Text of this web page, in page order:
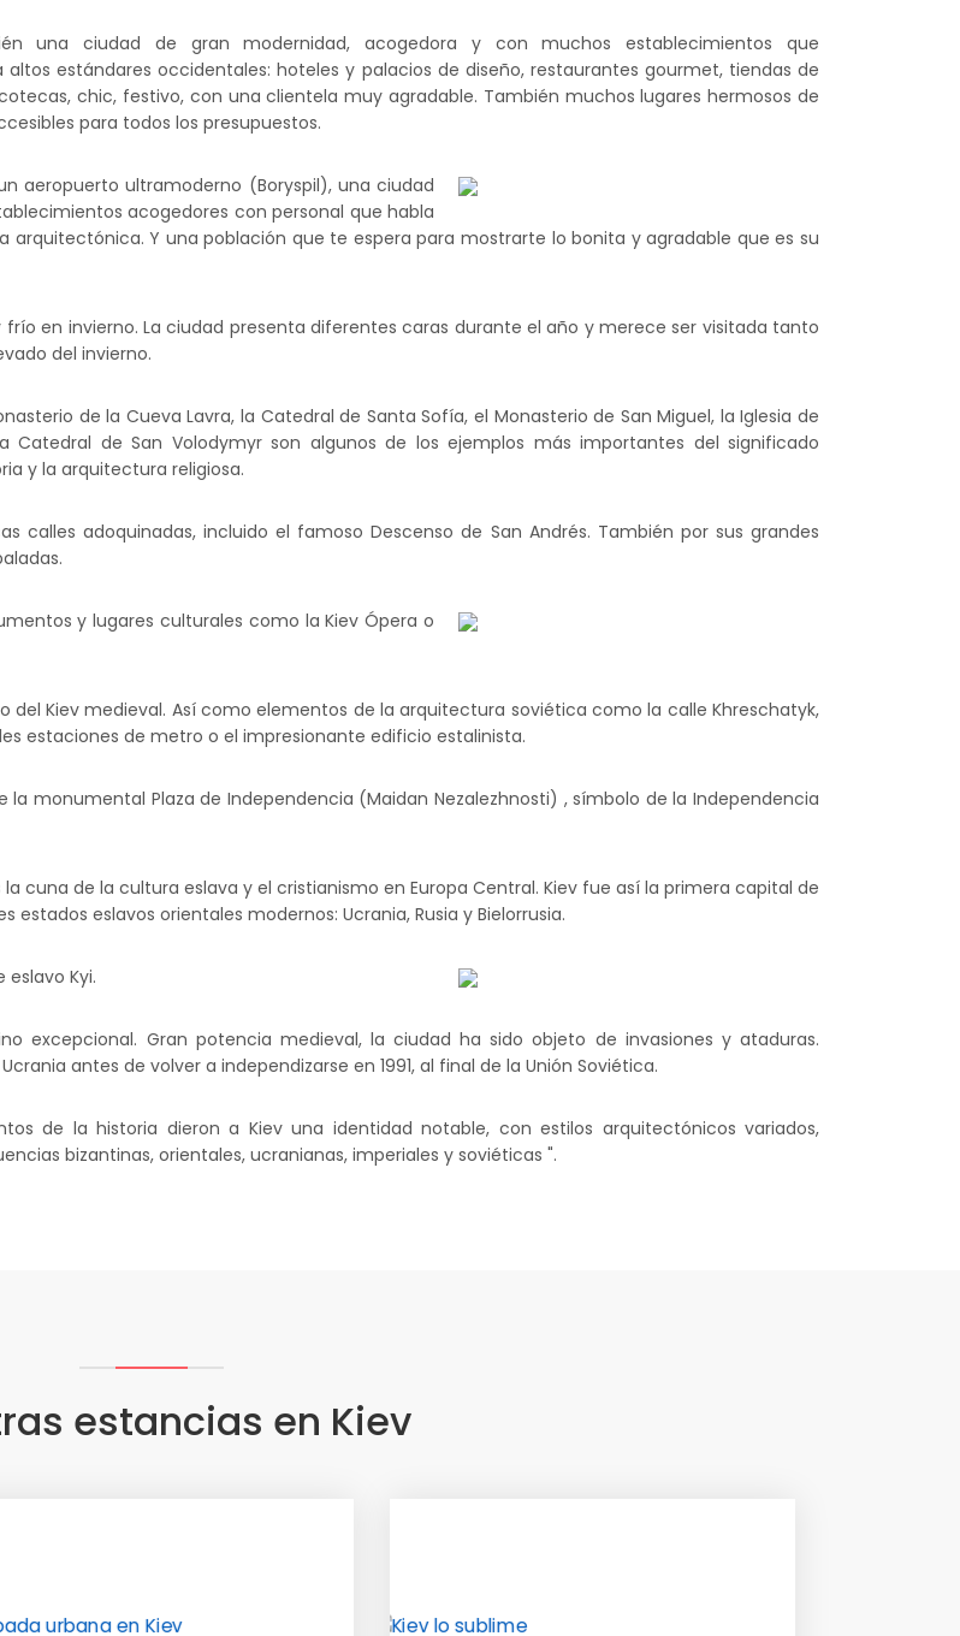
una ciudad de gran modernidad, acogedora y con muchos establecimientos que
altos estándares occidentales: hoteles y palacios de diseño, restaurantes gourmet, tiendas de
chic, festivo, con una clientela muy agradable. También muchos lugares hermosos de
para todos los presupuestos.
aeropuerto ultramoderno (Boryspil), una ciudad
acogedores con personal que habla
arquitectónica. Y una población que te espera para mostrarte lo bonita y agradable que es su
en invierno. La ciudad presenta diferentes caras durante el año y merece ser visitada tanto
del invierno.
de la Cueva Lavra, la Catedral de Santa Sofía, el Monasterio de San Miguel, la Iglesia de
Catedral de San Volodymyr son algunos de los ejemplos más importantes del significado
y la arquitectura religiosa.
calles adoquinadas, incluido el famoso Descenso de San Andrés. También por sus grandes
y lugares culturales como la Kiev Ópera o
Kiev medieval. Así como elementos de la arquitectura soviética como la calle Khreschatyk,
estaciones de metro o el impresionante edificio estalinista.
la monumental Plaza de Independencia (Maidan Nezalezhnosti) , símbolo de la Independencia
cuna de la cultura eslava y el cristianismo en Europa Central. Kiev fue así la primera capital de
eslavos orientales modernos: Ucrania, Rusia y Bielorrusia.
Kyi.
excepcional. Gran potencia medieval, la ciudad ha sido objeto de invasiones y ataduras.
antes de volver a independizarse en 1991, al final de la Unión Soviética.
de la historia dieron a Kiev una identidad notable, con estilos arquitectónicos variados,
bizantinas, orientales, ucranianas, imperiales y soviéticas ".
estancias en Kiev